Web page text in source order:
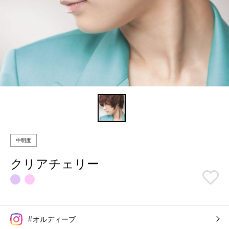
中明度
クリアチェリー
#オルディーブ